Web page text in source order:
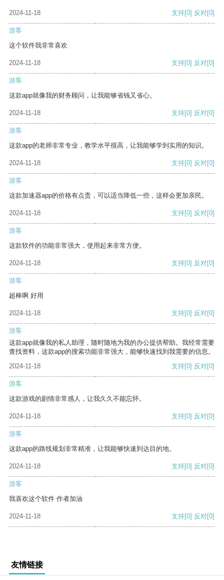
2024-11-18 支持[0] 反对[0]
游客
这个软件我非常喜欢
2024-11-18 支持[0] 反对[0]
游客
这款app就像我的财务顾问，让我能够省钱又省心。
2024-11-18 支持[0] 反对[0]
游客
这款app的老师非常专业，教学水平很高，让我能够学到实用的知识。
2024-11-18 支持[0] 反对[0]
游客
这款加速器app的价格有点贵，可以适当降低一些，这样会更加亲民。
2024-11-18 支持[0] 反对[0]
游客
这款软件的功能非常强大，使用起来非常方便。
2024-11-18 支持[0] 反对[0]
游客
超棒啊 好用
2024-11-18 支持[0] 反对[0]
游客
这款app就像我的私人助理，随时随地为我的办公提供帮助。我经常需要
查找资料，这款app的搜索功能非常强大，能够快速找到我需要的信息。
2024-11-18
支持[0] 反对[0]
游客
这款游戏的剧情非常感人，让我久久不能忘怀。
2024-11-18 支持[0] 反对[0]
游客
这款app的路线规划非常精准，让我能够快速到达目的地。
2024-11-18 支持[0] 反对[0]
游客
我喜欢这个软件 作者加油
2024-11-18 支持[0] 反对[0]
友情链接